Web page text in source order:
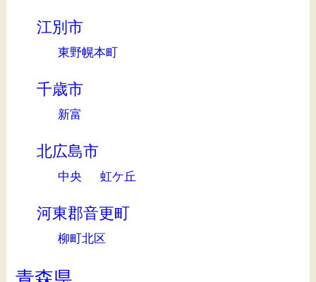
江別市
東野幌本町
千歳市
新富
北広島市
中央 虹ケ丘
河東郡音更町
柳町北区